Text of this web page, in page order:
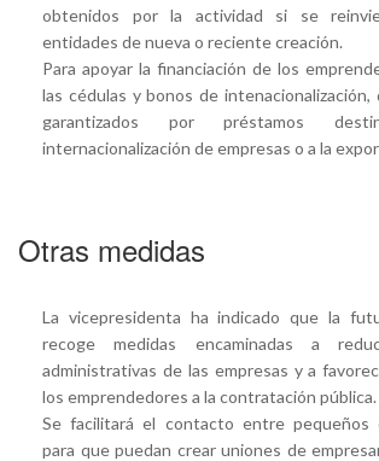
obtenidos por la actividad si se
entidades de nueva o reciente creación.
Para apoyar la financiación de los
las cédulas y bonos de intenacionalización,
garantizados por préstamos
internacionalización de empresas o a la
Otras medidas
La vicepresidenta ha indicado que la
recoge medidas encaminadas a
administrativas de las empresas y a
los emprendedores a la contratación pública.
Se facilitará el contacto entre pequeños
para que puedan crear uniones de